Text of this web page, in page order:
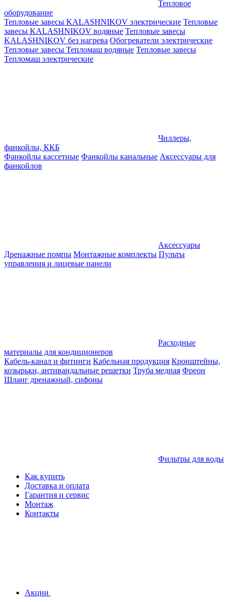
Тепловое
оборудование
Тепловые завесы KALASHNIKOV электрические Тепловые
завесы KALASHNIKOV водяные Тепловые завесы
KALASHNIKOV без нагрева Обогреватели электрические
Тепловые завесы Тепломаш водяные Тепловые завесы
Тепломаш электрические
Чиллеры,
фанкойлы, ККБ
Фанкойлы кассетные Фанкойлы канальные Аксессуары для
фанкойлов
Аксессуары
Дренажные помпы Монтажные комплекты Пульты
управления и лицевые панели
Расходные
материалы для кондиционеров
Кабель-канал и фитинги Кабельная продукция Кронштейны,
козырьки, антивандальные решетки Труба медная Фреон
Шланг дренажный, сифоны
Фильтры для воды
Как купить
Доставка и оплата
Гарантия и сервис
Монтаж
Контакты
Акции